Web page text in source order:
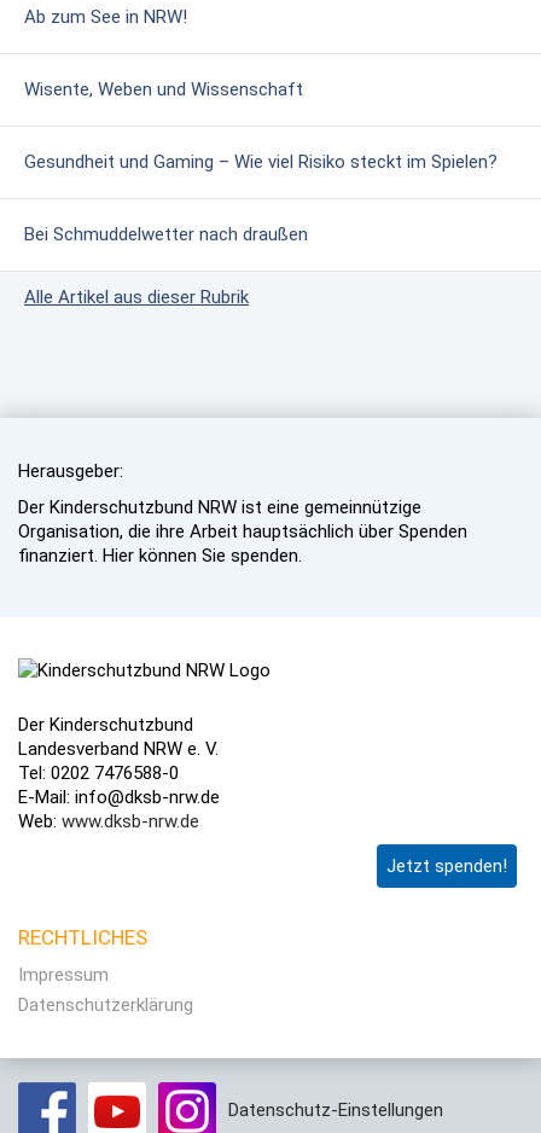
Ab zum See in NRW!
Wisente, Weben und Wissenschaft
Gesundheit und Gaming – Wie viel Risiko steckt im Spielen?
Bei Schmuddelwetter nach draußen
Alle Artikel aus dieser Rubrik
Herausgeber:
Der Kinderschutzbund NRW ist eine gemeinnützige
Organisation, die ihre Arbeit hauptsächlich über Spenden
finanziert. Hier können Sie spenden.
Jetzt spenden!
Der Kinderschutzbund
Landesverband NRW e. V.
Tel: 0202 7476588-0
E-Mail: info@dksb-nrw.de
Web: www.dksb-nrw.de
RECHTLICHES
Impressum
Datenschutzerklärung
Datenschutz-Einstellungen